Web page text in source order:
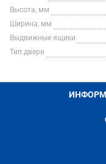
Высота, мм
Ширина, мм
Выдвижные ящики
Тип двери